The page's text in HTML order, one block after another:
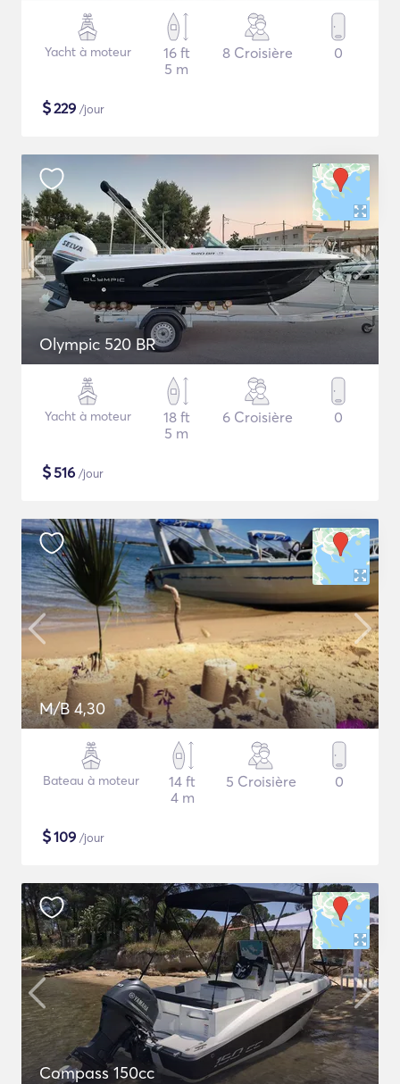
Yacht à moteur
16 ft
5 m
8 Croisière 0
$229 /jour
Olympic 520 BR
Yacht à moteur
18 ft
5 m
6 Croisière 0
$516 /jour
M/B 4,30
Bateau à moteur
14 ft
4 m
5 Croisière 0
$109 /jour
Compass 150cc